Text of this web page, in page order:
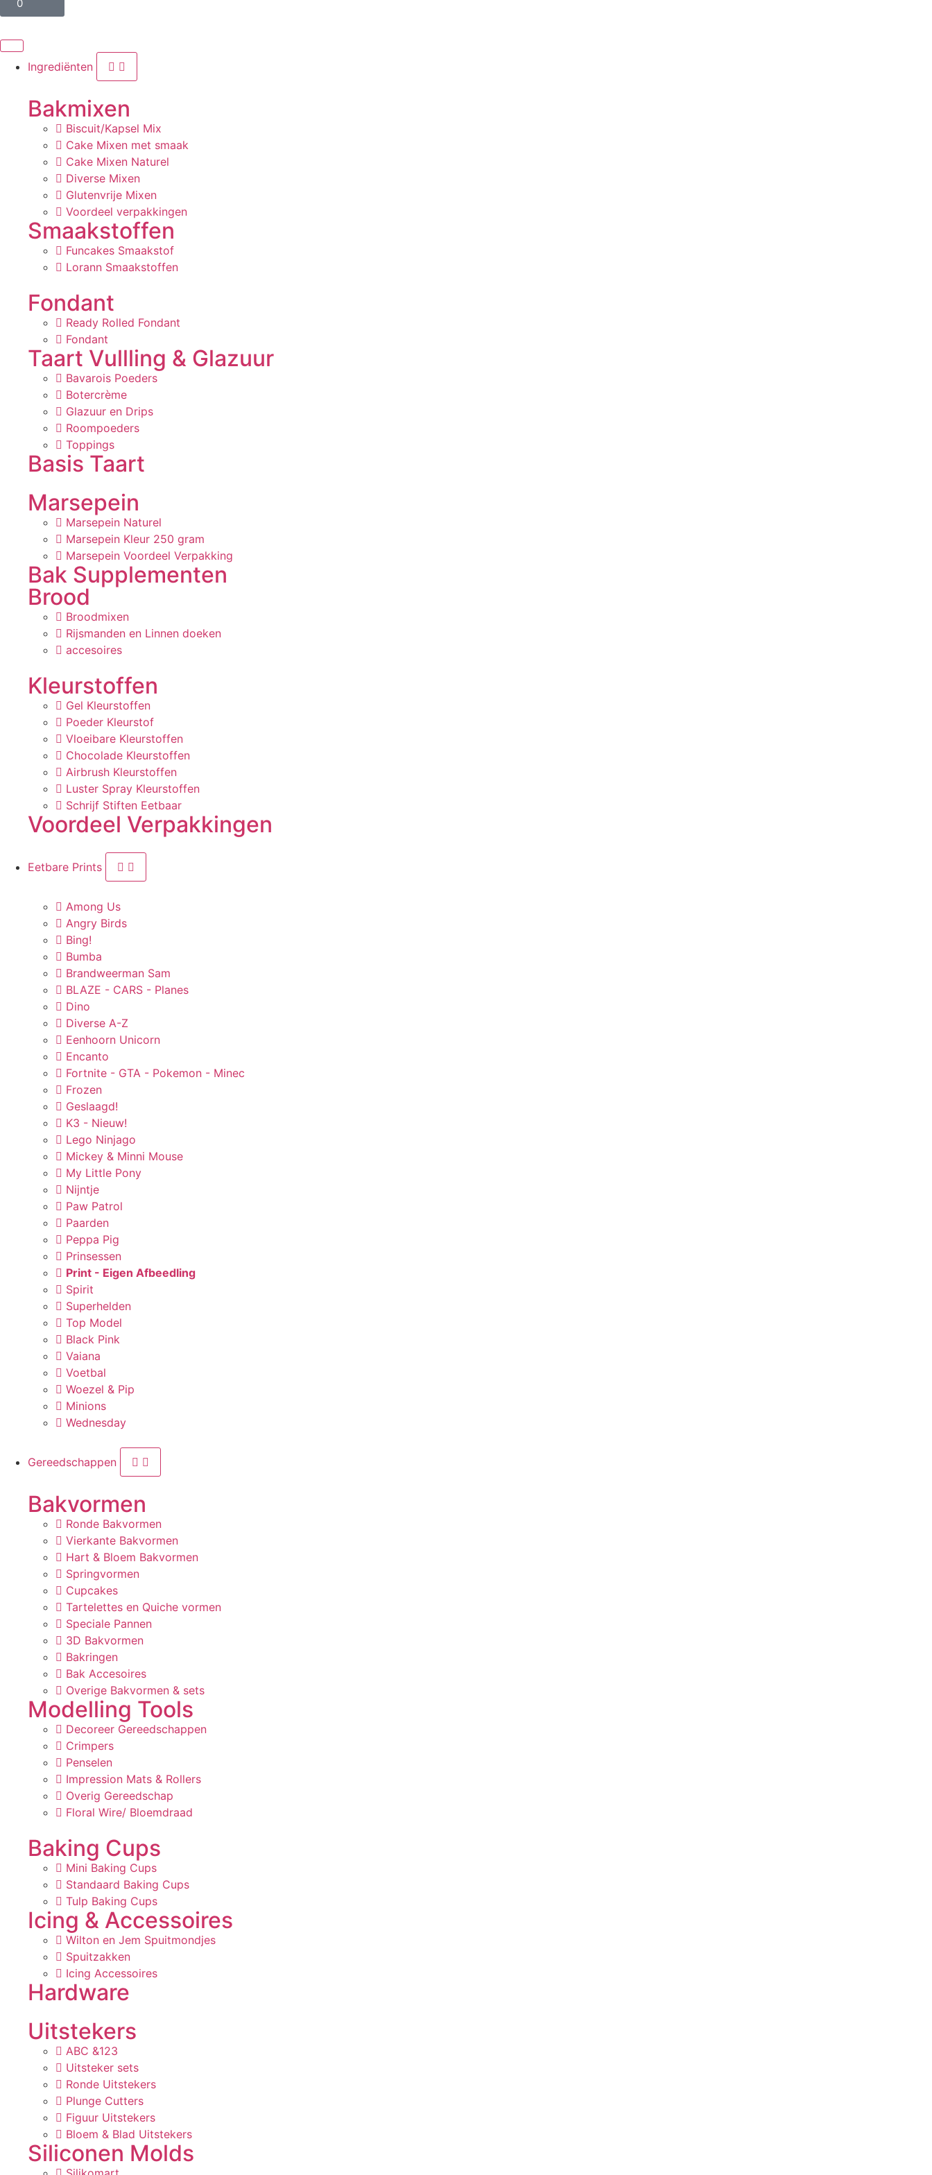
0
Ingrediënten
Bakmixen
Biscuit/Kapsel Mix
Cake Mixen met smaak
Cake Mixen Naturel
Diverse Mixen
Glutenvrije Mixen
Voordeel verpakkingen
Smaakstoffen
Funcakes Smaakstof
Lorann Smaakstoffen
Fondant
Ready Rolled Fondant
Fondant
Taart Vullling & Glazuur
Bavarois Poeders
Botercrème
Glazuur en Drips
Roompoeders
Toppings
Basis Taart
Marsepein
Marsepein Naturel
Marsepein Kleur 250 gram
Marsepein Voordeel Verpakking
Bak Supplementen
Brood
Broodmixen
Rijsmanden en Linnen doeken
accesoires
Kleurstoffen
Gel Kleurstoffen
Poeder Kleurstof
Vloeibare Kleurstoffen
Chocolade Kleurstoffen
Airbrush Kleurstoffen
Luster Spray Kleurstoffen
Schrijf Stiften Eetbaar
Voordeel Verpakkingen
Eetbare Prints
Among Us
Angry Birds
Bing!
Bumba
Brandweerman Sam
BLAZE - CARS - Planes
Dino
Diverse A-Z
Eenhoorn Unicorn
Encanto
Fortnite - GTA - Pokemon - Minec
Frozen
Geslaagd!
K3 - Nieuw!
Lego Ninjago
Mickey & Minni Mouse
My Little Pony
Nijntje
Paw Patrol
Paarden
Peppa Pig
Prinsessen
Print - Eigen Afbeedling
Spirit
Superhelden
Top Model
Black Pink
Vaiana
Voetbal
Woezel & Pip
Minions
Wednesday
Gereedschappen
Bakvormen
Ronde Bakvormen
Vierkante Bakvormen
Hart & Bloem Bakvormen
Springvormen
Cupcakes
Tartelettes en Quiche vormen
Speciale Pannen
3D Bakvormen
Bakringen
Bak Accesoires
Overige Bakvormen & sets
Modelling Tools
Decoreer Gereedschappen
Crimpers
Penselen
Impression Mats & Rollers
Overig Gereedschap
Floral Wire/ Bloemdraad
Baking Cups
Mini Baking Cups
Standaard Baking Cups
Tulp Baking Cups
Icing & Accessoires
Wilton en Jem Spuitmondjes
Spuitzakken
Icing Accessoires
Hardware
Uitstekers
ABC &123
Uitsteker sets
Ronde Uitstekers
Plunge Cutters
Figuur Uitstekers
Bloem & Blad Uitstekers
Siliconen Molds